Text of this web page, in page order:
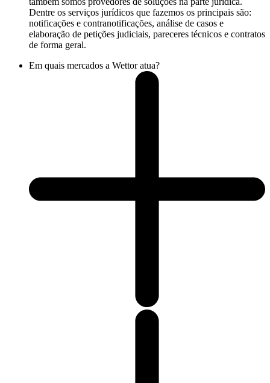
Dentre os serviços jurídicos que fazemos os principais são:
notificações e contranotificações, análise de casos e
elaboração de petições judiciais, pareceres técnicos e contratos
de forma geral.
Em quais mercados a Wettor atua?